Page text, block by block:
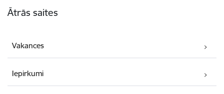
Ātrās saites
Vakances
Iepirkumi